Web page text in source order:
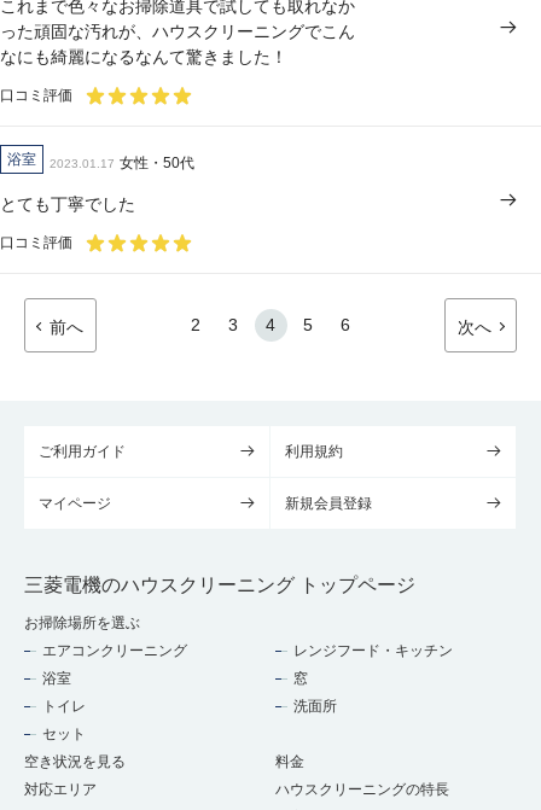
これまで色々なお掃除道具で試しても取れなか
った頑固な汚れが、ハウスクリーニングでこん
なにも綺麗になるなんて驚きました！
口コミ評価
浴室 2023.01.17 女性・50代
とても丁寧でした
口コミ評価
前へ 2 3 4 5 6 次へ
ご利用ガイド 利用規約
マイページ 新規会員登録
三菱電機のハウスクリーニング トップページ
お掃除場所を選ぶ
エアコンクリーニング
レンジフード・キッチン
浴室
窓
トイレ
洗面所
セット
空き状況を見る
料金
対応エリア
ハウスクリーニングの特長